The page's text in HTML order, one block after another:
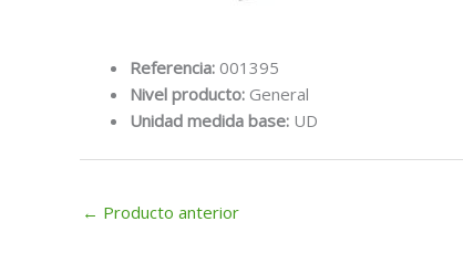
Referencia: 001395
Nivel producto: General
Unidad medida base: UD
← Producto anterior